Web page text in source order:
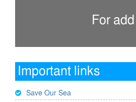
For add
Important links
Save Our Sea